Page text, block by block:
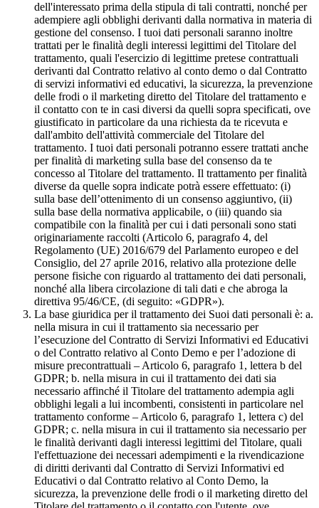
dell'interessato prima della stipula di tali contratti, nonché per
adempiere agli obblighi derivanti dalla normativa in materia di
gestione del consenso. I tuoi dati personali saranno inoltre
trattati per le finalità degli interessi legittimi del Titolare del
trattamento, quali l'esercizio di legittime pretese contrattuali
derivanti dal Contratto relativo al conto demo o dal Contratto
di servizi informativi ed educativi, la sicurezza, la prevenzione
delle frodi o il marketing diretto del Titolare del trattamento e
il contatto con te in casi diversi da quelli sopra specificati, ove
giustificato in particolare da una richiesta da te ricevuta e
dall'ambito dell'attività commerciale del Titolare del
trattamento. I tuoi dati personali potranno essere trattati anche
per finalità di marketing sulla base del consenso da te
concesso al Titolare del trattamento. Il trattamento per finalità
diverse da quelle sopra indicate potrà essere effettuato: (i)
sulla base dell’ottenimento di un consenso aggiuntivo, (ii)
sulla base della normativa applicabile, o (iii) quando sia
compatibile con la finalità per cui i dati personali sono stati
originariamente raccolti (Articolo 6, paragrafo 4, del
Regolamento (UE) 2016/679 del Parlamento europeo e del
Consiglio, del 27 aprile 2016, relativo alla protezione delle
persone fisiche con riguardo al trattamento dei dati personali,
nonché alla libera circolazione di tali dati e che abroga la
direttiva 95/46/CE, (di seguito: «GDPR»).
La base giuridica per il trattamento dei Suoi dati personali è: a.
nella misura in cui il trattamento sia necessario per
l’esecuzione del Contratto di Servizi Informativi ed Educativi
o del Contratto relativo al Conto Demo e per l’adozione di
misure precontrattuali – Articolo 6, paragrafo 1, lettera b del
GDPR; b. nella misura in cui il trattamento dei dati sia
necessario affinché il Titolare del trattamento adempia agli
obblighi legali a lui incombenti, consistenti in particolare nel
trattamento conforme – Articolo 6, paragrafo 1, lettera c) del
GDPR; c. nella misura in cui il trattamento sia necessario per
le finalità derivanti dagli interessi legittimi del Titolare, quali
l'effettuazione dei necessari adempimenti e la rivendicazione
di diritti derivanti dal Contratto di Servizi Informativi ed
Educativi o dal Contratto relativo al Conto Demo, la
sicurezza, la prevenzione delle frodi o il marketing diretto del